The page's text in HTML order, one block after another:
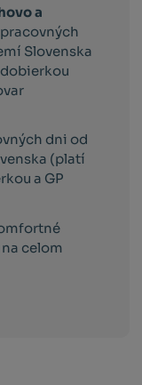
a
Slovenska
dni od
(platí
a GP
celom